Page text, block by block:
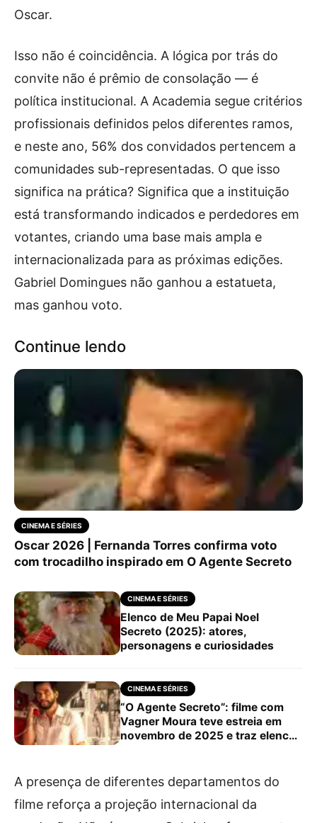
Oscar.
Isso não é coincidência. A lógica por trás do
convite não é prêmio de consolação — é
política institucional. A Academia segue critérios
profissionais definidos pelos diferentes ramos,
e neste ano, 56% dos convidados pertencem a
comunidades sub-representadas. O que isso
significa na prática? Significa que a instituição
está transformando indicados e perdedores em
votantes, criando uma base mais ampla e
internacionalizada para as próximas edições.
Gabriel Domingues não ganhou a estatueta,
mas ganhou voto.
Continue lendo
CINEMA E SÉRIES
Oscar 2026 | Fernanda Torres confirma voto
com trocadilho inspirado em O Agente Secreto
CINEMA E SÉRIES
Elenco de Meu Papai Noel
Secreto (2025): atores,
personagens e curiosidades
CINEMA E SÉRIES
“O Agente Secreto”: filme com
Vagner Moura teve estreia em
novembro de 2025 e traz elenco
A presença de diferentes departamentos do
filme reforça a projeção internacional da